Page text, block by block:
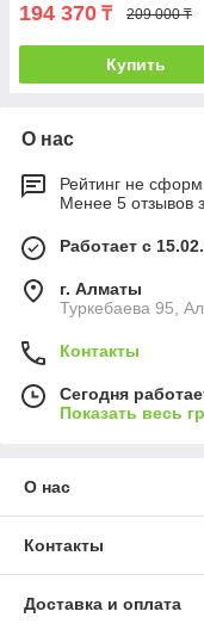
194 370 ₸ 209 000 ₸
Купить
О нас
Рейтинг не
Менее 5 отзывов
Работает с
г. Алматы
Туркебаева 95,
Контакты
Сегодня
Показать весь
О нас
Контакты
Доставка и оплата